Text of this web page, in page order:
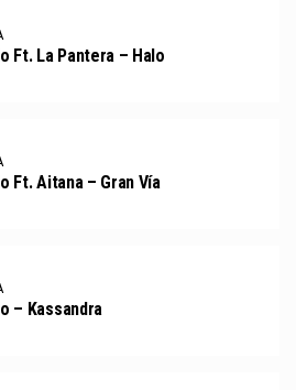
Ft. La Pantera – Halo
Ft. Aitana – Gran Vía
– Kassandra